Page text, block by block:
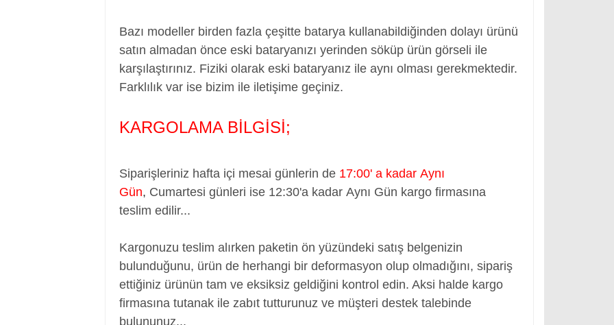
Bazı modeller birden fazla çeşitte batarya kullanabildiğinden dolayı ürünü
satın almadan önce eski bataryanızı yerinden söküp ürün görseli ile
karşılaştırınız. Fiziki olarak eski bataryanız ile aynı olması gerekmektedir.
Farklılık var ise bizim ile iletişime geçiniz.
KARGOLAMA BİLGİSİ;
Siparişleriniz hafta içi mesai günlerin de 17:00' a kadar Aynı
Gün, Cumartesi günleri ise 12:30'a kadar Aynı Gün kargo firmasına
teslim edilir...
Kargonuzu teslim alırken paketin ön yüzündeki satış belgenizin
bulunduğunu, ürün de herhangi bir deformasyon olup olmadığını, sipariş
ettiğiniz ürünün tam ve eksiksiz geldiğini kontrol edin. Aksi halde kargo
firmasına tutanak ile zabıt tutturunuz ve müşteri destek talebinde
bulununuz...